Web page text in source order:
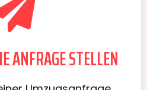
ANFRAGE STELLEN